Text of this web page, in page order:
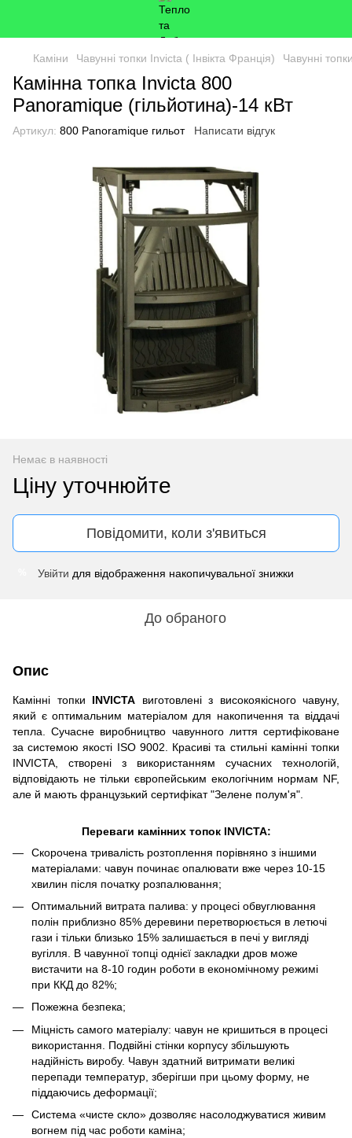
Каміни Чавунні топки Invicta ( Інвікта Франція) Чавунні
Камінна топка Invicta 800
Panoramique (гільйотина)-14 кВт
Артикул: 800 Panoramique гильот Написати відгук
Немає в наявності
Ціну уточнюйте
Повідомити, коли з'явиться
Увійти для відображення накопичувальної знижки
До обраного
Опис
Камінні топки INVICTA виготовлені з високоякісного чавуну,
який є оптимальним матеріалом для накопичення та віддачі
тепла. Сучасне виробництво чавунного лиття сертифіковане
за системою якості ISO 9002. Красиві та стильні камінні топки
INVICTA, створені з використанням сучасних технологій,
відповідають не тільки європейським екологічним нормам NF,
але й мають французький сертифікат "Зелене полум'я".
Переваги камінних топок INVICTA:
Скорочена тривалість розтоплення порівняно з іншими
матеріалами: чавун починає опалювати вже через 10-15
хвилин після початку розпалювання;
Оптимальний витрата палива: у процесі обвуглювання
полін приблизно 85% деревини перетворюється в летючі
гази і тільки близько 15% залишається в печі у вигляді
вугілля. В чавунної топці однієї закладки дров може
вистачити на 8-10 годин роботи в економічному режимі
при ККД до 82%;
Пожежна безпека;
Міцність самого матеріалу: чавун не кришиться в процесі
використання. Подвійні стінки корпусу збільшують
надійність виробу. Чавун здатний витримати великі
перепади температур, зберігши при цьому форму, не
піддаючись деформації;
Система «чисте скло» дозволяє насолоджуватися живим
вогнем під час роботи каміна;